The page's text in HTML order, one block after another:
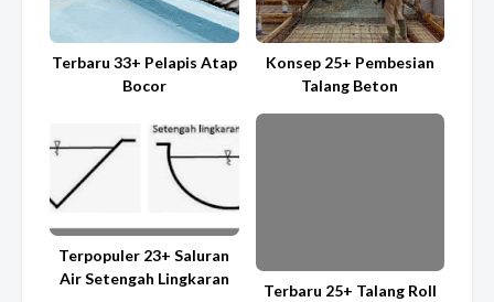
Terbaru 33+ Pelapis Atap
Bocor
Konsep 25+ Pembesian
Talang Beton
Terpopuler 23+ Saluran
Air Setengah Lingkaran
Terbaru 25+ Talang Roll